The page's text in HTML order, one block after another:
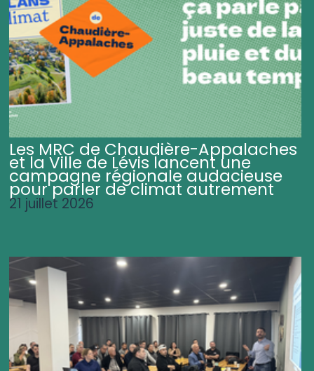
Les MRC de Chaudière-Appalaches
et la Ville de Lévis lancent une
campagne régionale audacieuse
pour parler de climat autrement
21 juillet 2026